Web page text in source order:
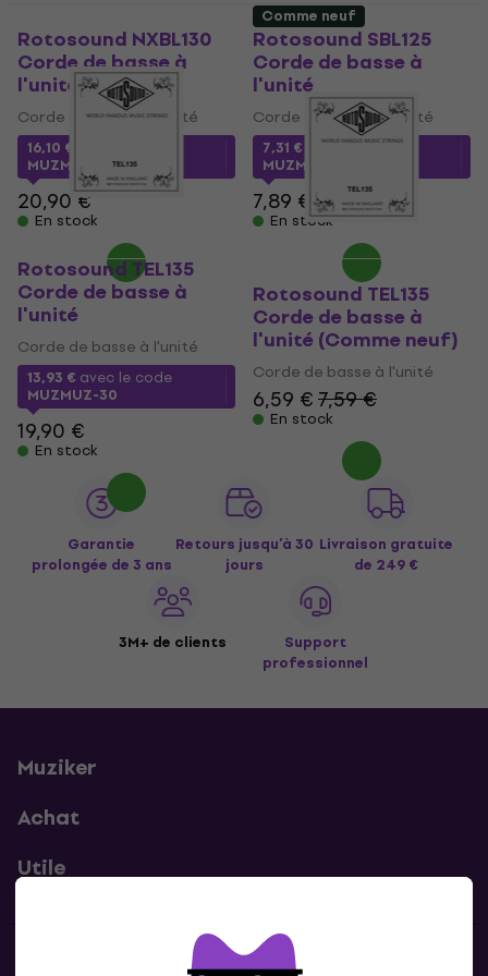
Rotosound NXBL130
Corde de basse à
l'unité
Corde de basse à l'unité
16,10 €
MUZMUZ-20
20,90 €
En stock
Rotosound SBL125
Corde de basse à
l'unité
Corde de basse à l'unité
7,31 € avec le code
MUZMUZ-5
7,89 €
En stock
Rotosound TEL135
Corde de basse à
l'unité
Corde de basse à l'unité
13,93 € avec le code
MUZMUZ-30
19,90 €
En stock
Comme neuf
Rotosound TEL135
Corde de basse à
l'unité (Comme neuf)
Corde de basse à l'unité
6,59 €7,59 €
En stock
Garantie
prolongée de 3 ans
Retours jusqu’à 30
jours
Livraison gratuite
de 249 €
3M+ de clients
Support
professionnel
Muziker
Achat
Utile